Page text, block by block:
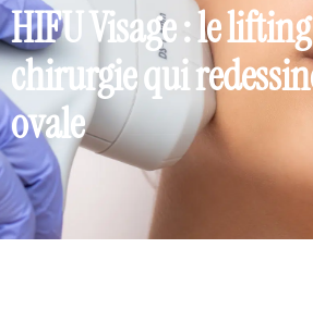
HIFU Visage : le
chirurgie qui
ovale